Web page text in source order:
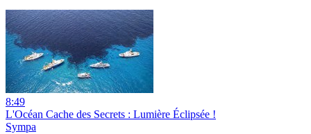
8:49
L'Océan Cache des Secrets : Lumière Éclipsée !
Sympa